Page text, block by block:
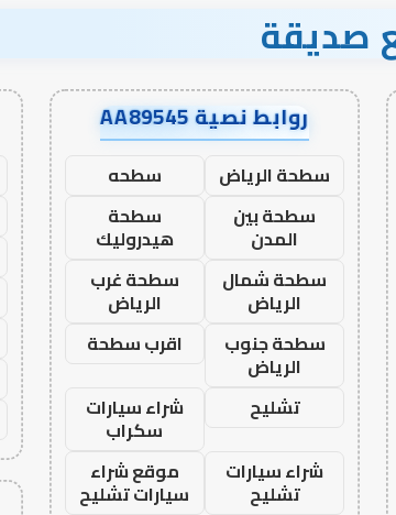
صديقة
روابط نصية AA89545
سطحة الرياض
سطحه
سطحة بين
المدن
سطحة
هيدروليك
سطحة شمال
الرياض
سطحة غرب
الرياض
سطحة جنوب
الرياض
اقرب سطحة
تشليح
شراء سيارات
سكراب
شراء سيارات
تشليح
موقع شراء
سيارات تشليح